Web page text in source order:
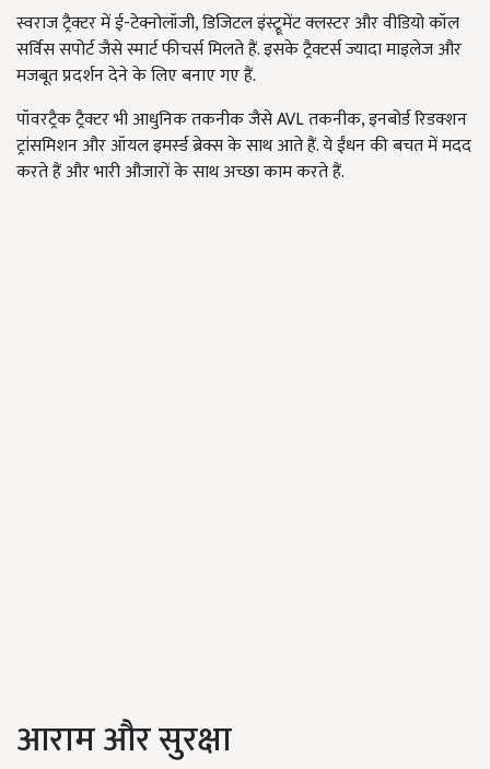
स्वराज ट्रैक्टर में ई-टेक्नोलॉजी, डिजिटल इंस्ट्रूमेंट क्लस्टर और वीडियो कॉल
सर्विस सपोर्ट जैसे स्मार्ट फीचर्स मिलते हैं. इसके ट्रैक्टर्स ज्यादा माइलेज और
मजबूत प्रदर्शन देने के लिए बनाए गए हैं.
पॉवरट्रैक ट्रैक्टर भी आधुनिक तकनीक जैसे AVL तकनीक, इनबोर्ड रिडक्शन
ट्रांसमिशन और ऑयल इमर्स्ड ब्रेक्स के साथ आते हैं. ये ईंधन की बचत में मदद
करते हैं और भारी औजारों के साथ अच्छा काम करते हैं.
आराम और सुरक्षा